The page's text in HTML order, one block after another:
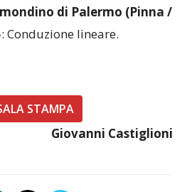
di Palermo (Pinna /
: Conduzione lineare.
STAMPA
Giovanni Castiglioni